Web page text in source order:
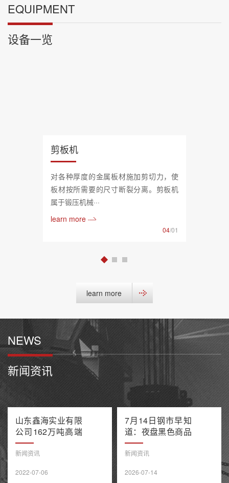
EQUIPMENT
设备一览
剪板机
对各种厚度的金属板材施加剪切力，使
板材按所需要的尺寸断裂分离。剪板机
属于锻压机械···
learn more
04/01
learn more
NEWS
新闻资讯
山东鑫海实业有限
公司162万吨高端
不锈钢项目产能置
换方案公示
新闻资讯
2022-07-06
7月14日钢市早知
道：夜盘黑色商品
多数收跌 阿联酋
油轮在霍尔木兹海
伦特原油涨超9%
新闻资讯
2026-07-14